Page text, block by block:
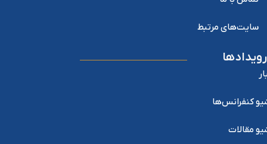
سایت‌های مرتبط
رویدادها
کنفرانس‌ها
مقالات